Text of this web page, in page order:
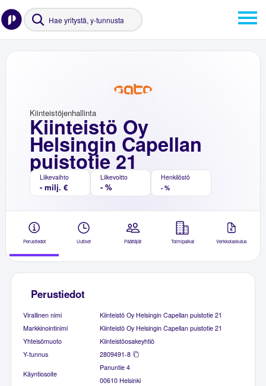
Kiinteistö Oy
Helsingin Capellan
puistotie 21
Kiinteistöjenhallinta
Liikevaihto
- milj. €
Liikevoitto
- %
Henkilöstö
- %
Perustiedot Uutiset Päättäjät Toimipaikat Verkkolaskutus
Perustiedot
Virallinen nimi
Kiinteistö Oy Helsingin Capellan puistotie 21
Markkinointinimi
Kiinteistö Oy Helsingin Capellan puistotie 21
Yhteisömuoto
Kiinteistöosakeyhtiö
Y-tunnus
2809491-8
Käyntiosoite
Panuntie 4
00610 Helsinki